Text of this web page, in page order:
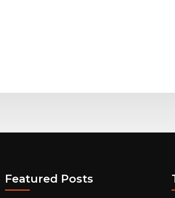
Featured Posts